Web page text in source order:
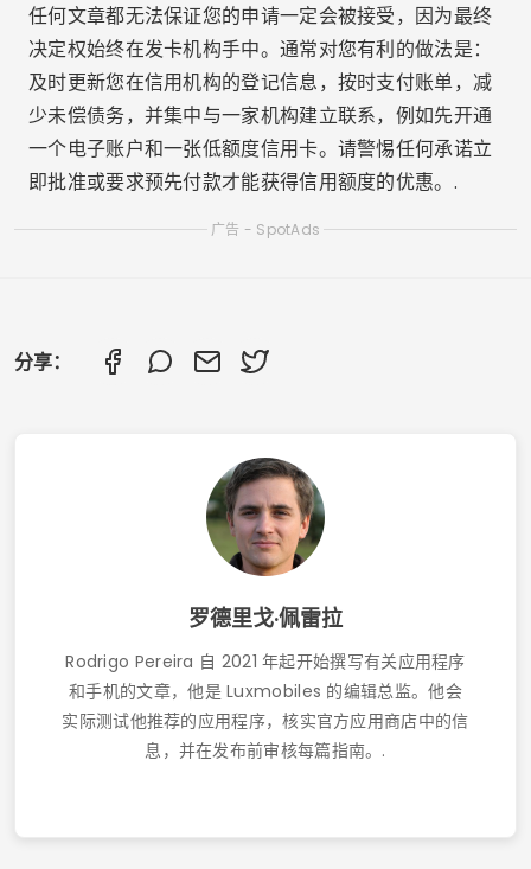
任何文章都无法保证您的申请一定会被接受，因为最终
决定权始终在发卡机构手中。通常对您有利的做法是：
及时更新您在信用机构的登记信息，按时支付账单，减
少未偿债务，并集中与一家机构建立联系，例如先开通
一个电子账户和一张低额度信用卡。请警惕任何承诺立
即批准或要求预先付款才能获得信用额度的优惠。.
广告 - SpotAds
分享：
罗德里戈·佩雷拉
Rodrigo Pereira 自 2021 年起开始撰写有关应用程序
和手机的文章，他是 Luxmobiles 的编辑总监。他会
实际测试他推荐的应用程序，核实官方应用商店中的信
息，并在发布前审核每篇指南。.